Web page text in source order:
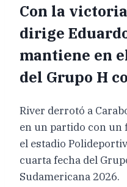
Con la
dirige
mantiene en
del Grupo H
River derrotó a
en un partido con un
el estadio
cuarta fecha del
Sudamericana 2026.